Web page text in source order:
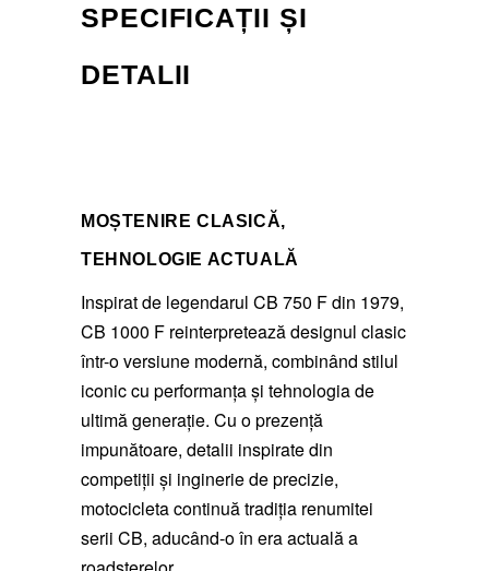
SPECIFICAȚII ȘI
DETALII
MOȘTENIRE CLASICĂ,
TEHNOLOGIE ACTUALĂ
Inspirat de legendarul CB 750 F din 1979,
CB 1000 F reinterpretează designul clasic
într-o versiune modernă, combinând stilul
iconic cu performanța și tehnologia de
ultimă generație. Cu o prezență
impunătoare, detalii inspirate din
competiții și inginerie de precizie,
motocicleta continuă tradiția renumitei
serii CB, aducând-o în era actuală a